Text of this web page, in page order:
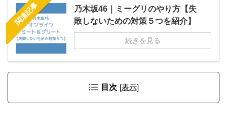
関連記事
乃木坂46｜ミーグリのやり方【失
敗しないための対策５つを紹介】
続きを見る
目次 [表示]